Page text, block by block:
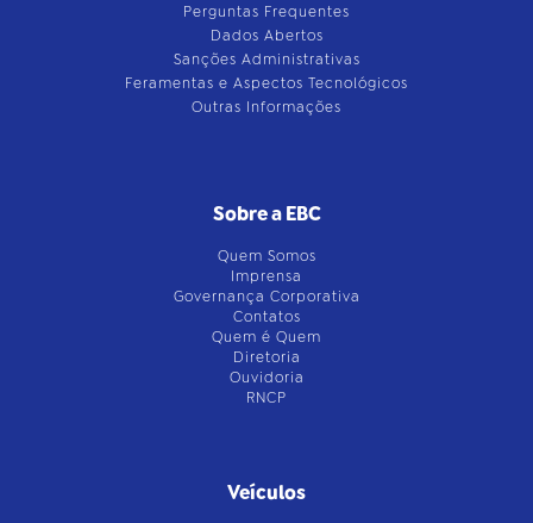
Perguntas Frequentes
Dados Abertos
Sanções Administrativas
Feramentas e Aspectos Tecnológicos
Outras Informações
Sobre a EBC
Quem Somos
Imprensa
Governança Corporativa
Contatos
Quem é Quem
Diretoria
Ouvidoria
RNCP
Veículos